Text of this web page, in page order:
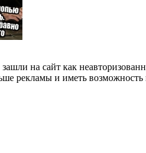
на сайт как
рекламы и иметь